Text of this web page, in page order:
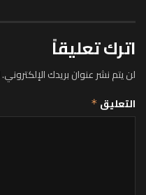
اترك تعليقاً
لن يتم نشر عنوان بريدك الإلكتروني.
التعليق *